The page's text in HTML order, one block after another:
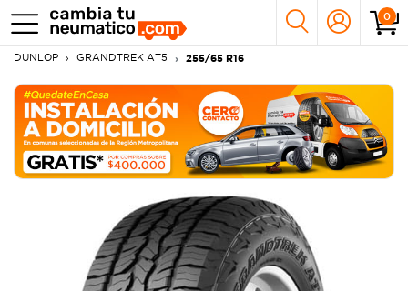
0
DUNLOP GRANDTREK AT5 255/65 R16